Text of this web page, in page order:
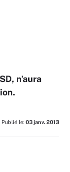
n’aura
Publié le: 03 janv. 2013